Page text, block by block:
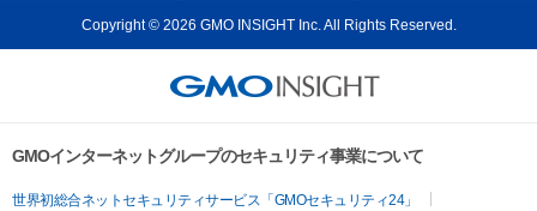
Copyright © 2026 GMO INSIGHT Inc. All Rights Reserved.
GMOインターネットグループのセキュリティ事業について
世界初総合ネットセキュリティサービス「GMOセキュリティ24」